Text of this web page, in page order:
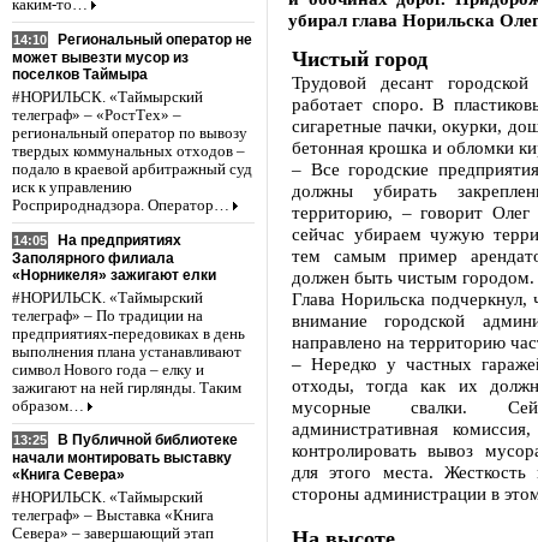
каким-то…
14:10
Региональный оператор не
может вывезти мусор из
поселков Таймыра
#НОРИЛЬСК. «Таймырский
телеграф» – «РостТех» –
региональный оператор по вывозу
твердых коммунальных отходов –
подало в краевой арбитражный суд
иск к управлению
Росприроднадзора. Оператор…
14:05
На предприятиях
Заполярного филиала
«Норникеля» зажигают елки
#НОРИЛЬСК. «Таймырский
телеграф» – По традиции на
предприятиях-передовиках в день
выполнения плана устанавливают
символ Нового года – елку и
зажигают на ней гирлянды. Таким
образом…
13:25
В Публичной библиотеке
начали монтировать выставку
«Книга Севера»
#НОРИЛЬСК. «Таймырский
телеграф» – Выставка «Книга
Севера» – завершающий этап
убирал глава Норильска
Чистый город
Трудовой десант городской
работает споро. В
сигаретные пачки, окурки,
бетонная крошка и обломки
– Все городские
должны убирать
территорию, – говорит
сейчас убираем чужую
тем самым пример
должен быть чистым городом.
Глава Норильска подчеркнул,
внимание городской
направлено на территорию
– Нередко у частных
отходы, тогда как их
мусорные свалки.
административная
контролировать вывоз
для этого места. Жесткость
стороны администрации в